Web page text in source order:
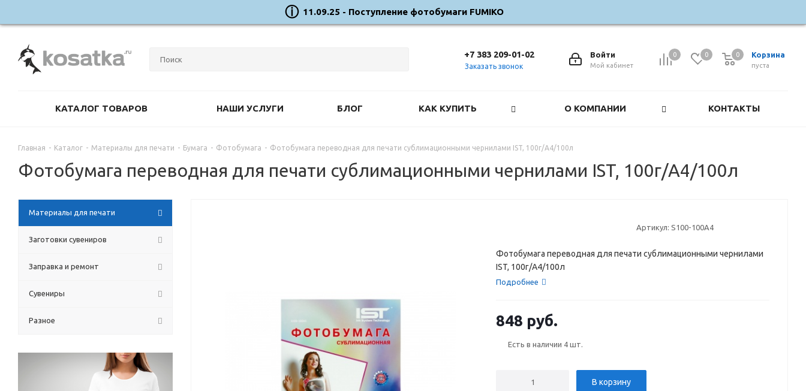
11.09.25 - Поступление фотобумаги FUMIKO
0 0 Корзина
0
пуста
0
Войти
Мой кабинет
+7 383 209-01-02
Заказать звонок
КАТАЛОГ ТОВАРОВ НАШИ УСЛУГИ БЛОГ КАК КУПИТЬ О КОМПАНИИ КОНТАКТЫ
Главная - Каталог - Материалы для печати - Бумага - Фотобумага - Фотобумага переводная для печати сублимационными чернилами IST, 100г/A4/100л
Фотобумага переводная для печати сублимационными чернилами IST, 100г/A4/100л
Артикул: S100-100A4
Фотобумага переводная для печати сублимационными чернилами
IST, 100г/A4/100л
Подробнее
848 руб.
Есть в наличии 4 шт.
В корзину
Материалы для печати
Заготовки сувениров
Заправка и ремонт
Сувениры
Разное